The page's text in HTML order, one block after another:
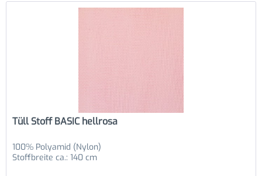
Tüll Stoff BASIC hellrosa
100% Polyamid (Nylon)
Stoffbreite ca.: 140 cm